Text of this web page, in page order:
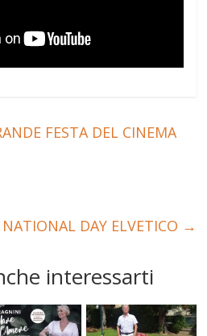
FESTA DEL CINEMA
DAY ELVETICO →
interessarti